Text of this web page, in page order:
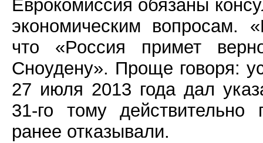
Еврокомиссия обязаны
экономическим вопросам.
что «Россия примет
Сноудену». Проще говоря:
27 июля 2013 года дал
31-го тому
ранее отказывали.